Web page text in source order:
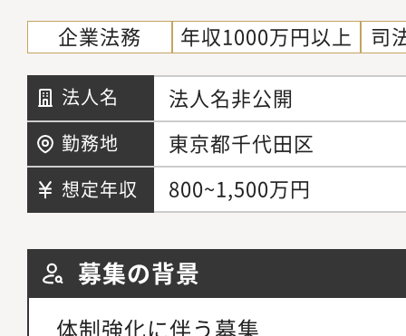
企業法務 年収1000万円以上 司
法人名 法人名非公開
勤務地 東京都千代田区
想定年収 800~1,500万円
募集の背景
体制強化に伴う募集